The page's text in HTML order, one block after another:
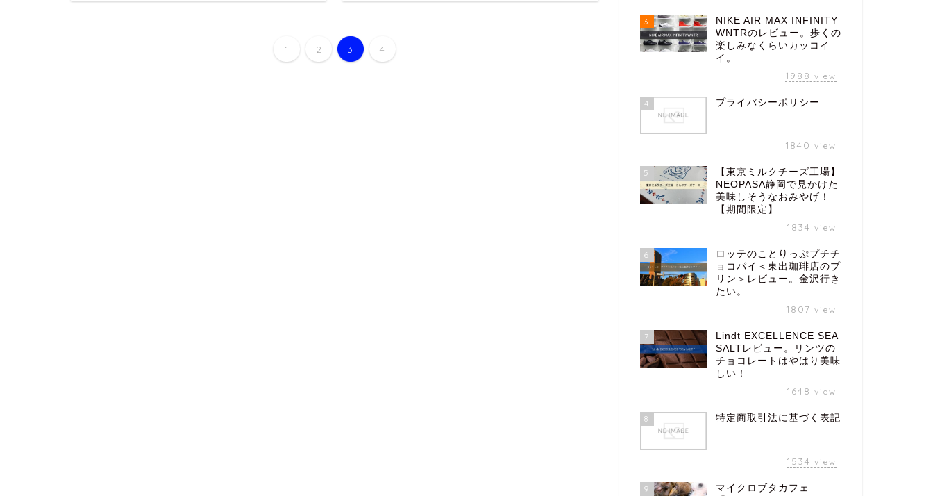
1 2 3 4
3
NIKE AIR MAX INFINITY
WNTRのレビュー。歩くの
楽しみなくらいカッコイ
イ。
1988 view
4 プライバシーポリシー
1840 view
5
【東京ミルクチーズ工場】
NEOPASA静岡で見かけた
美味しそうなおみやげ！
【期間限定】
1834 view
6
ロッテのことりっぷプチチ
ョコパイ＜東出珈琲店のプ
リン＞レビュー。金沢行き
たい。
1807 view
7
Lindt EXCELLENCE SEA
SALTレビュー。リンツの
チョコレートはやはり美味
しい！
1648 view
8 特定商取引法に基づく表記
1534 view
9
マイクロブタカフェ